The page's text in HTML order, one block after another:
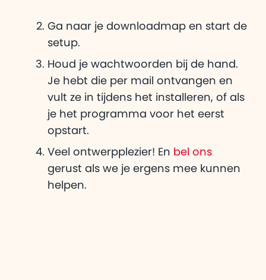
Ga naar je downloadmap en start de
setup.
Houd je wachtwoorden bij de hand.
Je hebt die per mail ontvangen en
vult ze in tijdens het installeren, of als
je het programma voor het eerst
opstart.
Veel ontwerpplezier! En bel ons
gerust als we je ergens mee kunnen
helpen.